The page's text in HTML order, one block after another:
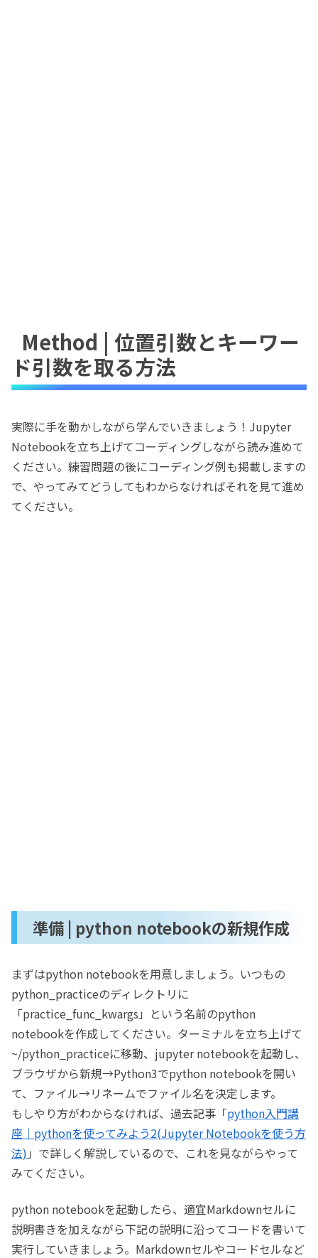
Method | 位置引数とキーワー
ド引数を取る方法
実際に手を動かしながら学んでいきましょう！Jupyter
Notebookを立ち上げてコーディングしながら読み進めて
ください。練習問題の後にコーディング例も掲載しますの
で、やってみてどうしてもわからなければそれを見て進め
てください。
準備 | python notebookの新規作成
まずはpython notebookを用意しましょう。いつもの
python_practiceのディレクトリに
「practice_func_kwargs」という名前のpython
notebookを作成してください。ターミナルを立ち上げて
~/python_practiceに移動、jupyter notebookを起動し、
ブラウザから新規→Python3でpython notebookを開い
て、ファイル→リネームでファイル名を決定します。
もしやり方がわからなければ、過去記事「python入門講
座｜pythonを使ってみよう2(Jupyter Notebookを使う方
法) 」で詳しく解説しているので、これを見ながらやって
みてください。
python notebookを起動したら、適宜Markdownセルに
説明書きを加えながら下記の説明に沿ってコードを書いて
実行していきましょう。Markdownセルやコードセルなど